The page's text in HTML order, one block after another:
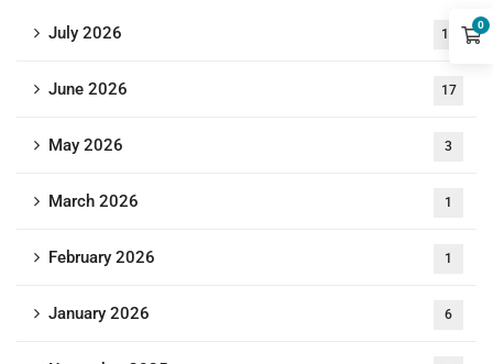
July 2026 18
June 2026 17
May 2026 3
March 2026 1
February 2026 1
January 2026 6
0